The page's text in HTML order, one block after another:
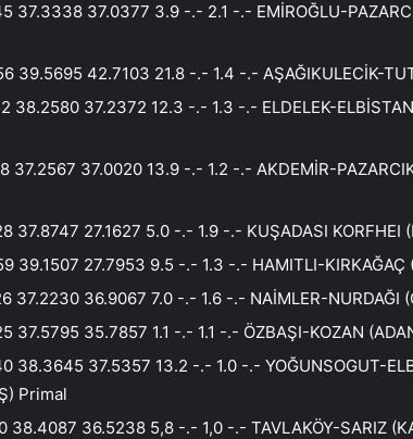
37.3338 37.0377 3.9 -.- 2.1 -.- EMİROĞLU-
39.5695 42.7103 21.8 -.- 1.4 -.- AŞAĞIKULECİK-
38.2580 37.2372 12.3 -.- 1.3 -.- ELDELEK-
37.2567 37.0020 13.9 -.- 1.2 -.- AKDEMİR-
37.8747 27.1627 5.0 -.- 1.9 -.- KUŞADASI KORFHEI
39.1507 27.7953 9.5 -.- 1.3 -.- HAMITLI-KIRKAĞAÇ
37.2230 36.9067 7.0 -.- 1.6 -.- NAİMLER-NURDAĞI
37.5795 35.7857 1.1 -.- 1.1 -.- ÖZBAŞI-KOZAN
38.3645 37.5357 13.2 -.- 1.0 -.- YOĞUNSOGUT-
Primal
38.4087 36.5238 5,8 -.- 1,0 -.- TAVLAKÖY-SARIZ